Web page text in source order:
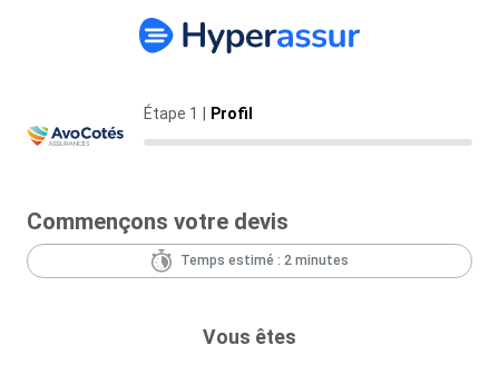
Étape 1 Profil
Commençons votre devis
Temps estimé : 2 minutes
Vous êtes